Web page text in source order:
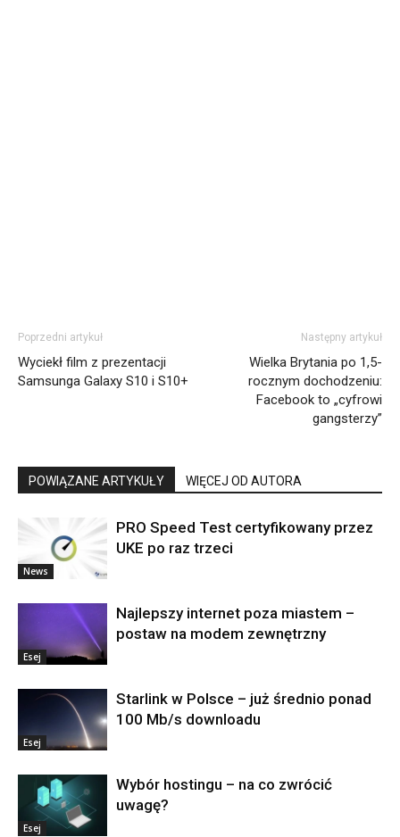
Poprzedni artykuł
Wyciekł film z prezentacji
Samsunga Galaxy S10 i S10+
Następny artykuł
Wielka Brytania po 1,5-
rocznym dochodzeniu:
Facebook to „cyfrowi
gangsterzy”
POWIĄZANE ARTYKUŁY WIĘCEJ OD AUTORA
News
PRO Speed Test certyfikowany przez
UKE po raz trzeci
Esej
Najlepszy internet poza miastem –
postaw na modem zewnętrzny
Esej
Starlink w Polsce – już średnio ponad
100 Mb/s downloadu
Esej
Wybór hostingu – na co zwrócić
uwagę?